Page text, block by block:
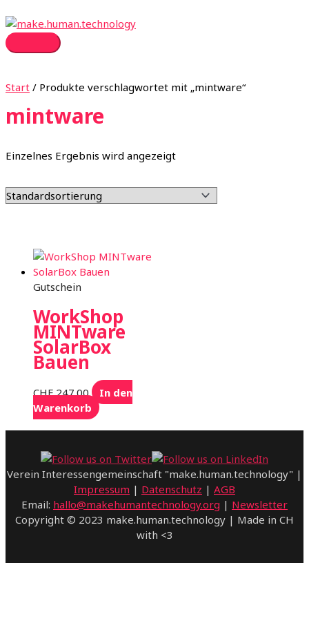
Zum
Inhalt
springenHauptmenü
Start / Produkte verschlagwortet mit „mintware“
mintware
Einzelnes Ergebnis wird angezeigt
Gutschein
WorkShop
MINTware
SolarBox
Bauen
CHF247.00
In den
Warenkorb
Verein Interessengemeinschaft "make.human.technology" |
Impressum | Datenschutz | AGB
Email: hallo@makehumantechnology.org | Newsletter
Copyright © 2023 make.human.technology | Made in CH
with <3